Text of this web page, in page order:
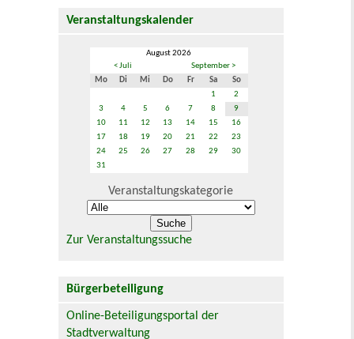
Veranstaltungskalender
August 2026
< Juli
September >
Mo
Di Mi Do Fr Sa
So
1
2
3
4 5 6 7 8
9
10
11 12 13 14 15
16
17
18 19 20 21 22
23
24
25 26 27 28 29
30
31
Veranstaltungskategorie
Zur Veranstaltungssuche
Bürgerbeteiligung
Online-Beteiligungsportal der
Stadtverwaltung